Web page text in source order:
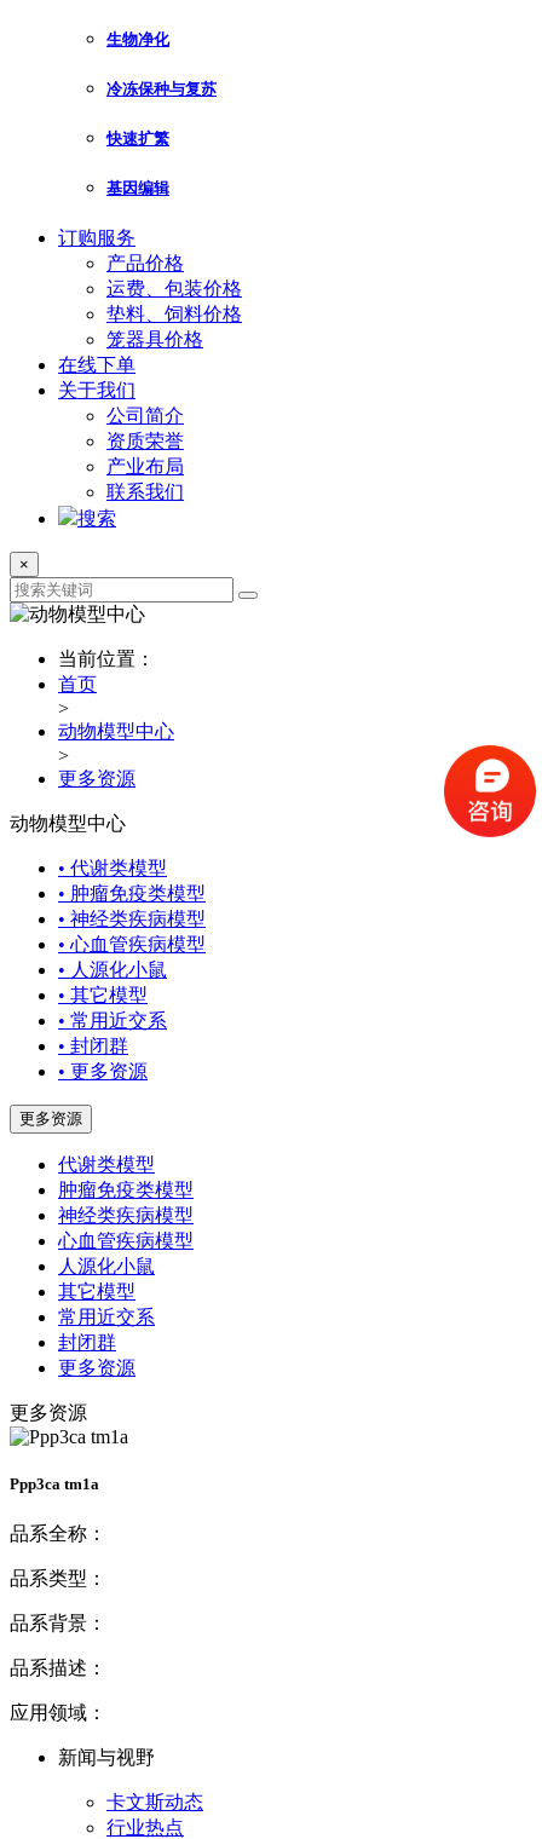
生物净化
冷冻保种与复苏
快速扩繁
基因编辑
订购服务
产品价格
运费、包装价格
垫料、饲料价格
笼器具价格
在线下单
关于我们
公司简介
资质荣誉
产业布局
联系我们
搜索
×
当前位置：
首页
>
动物模型中心
>
更多资源
动物模型中心
• 代谢类模型
• 肿瘤免疫类模型
• 神经类疾病模型
• 心血管疾病模型
• 人源化小鼠
• 其它模型
• 常用近交系
• 封闭群
• 更多资源
更多资源
代谢类模型
肿瘤免疫类模型
神经类疾病模型
心血管疾病模型
人源化小鼠
其它模型
常用近交系
封闭群
更多资源
更多资源
Ppp3ca tm1a
品系全称：
品系类型：
品系背景：
品系描述：
应用领域：
新闻与视野
卡文斯动态
行业热点